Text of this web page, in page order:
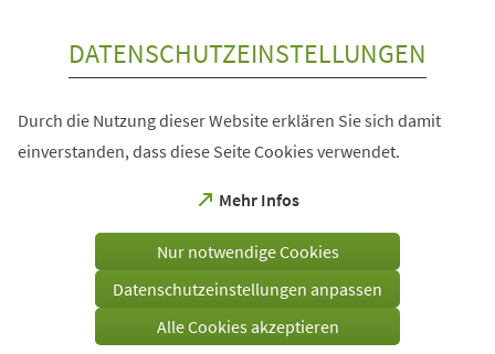
DATENSCHUTZEINSTELLUNGEN
Durch die Nutzung dieser Website erklären Sie sich damit
einverstanden, dass diese Seite Cookies verwendet.
Mehr Infos
(Öffnet
einem
Tab)
Nur notwendige Cookies
Datenschutzeinstellungen anpassen
Alle Cookies akzeptieren